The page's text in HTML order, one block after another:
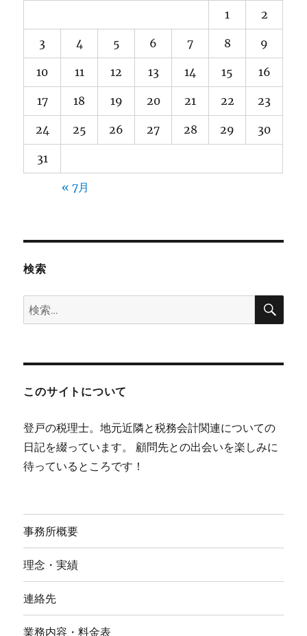
1 2
3 4 5 6 7 8 9
10 11 12 13 14 15 16
17 18 19 20 21 22 23
24 25 26 27 28 29 30
31
« 7月
検索
検
索:
検
このサイトについて
登戸の税理士。地元近隣と税務会計関連についての
日記を綴っています。 顧問先との出会いを楽しみに
待っているところです！
事務所概要
理念・実績
連絡先
業務内容・料金表